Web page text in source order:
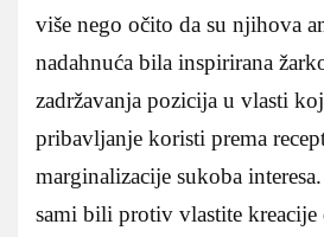
više nego očito da su njihova
nadahnuća bila inspirirana
zadržavanja pozicija u vlasti
pribavljanje koristi prema
marginalizacije sukoba
sami bili protiv vlastite